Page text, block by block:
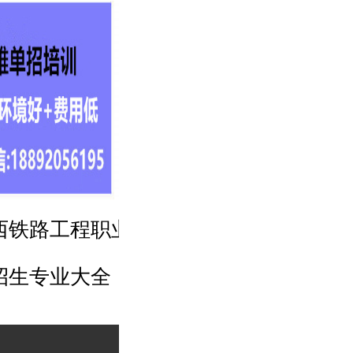
铁路工程职业技术学院
生专业大全